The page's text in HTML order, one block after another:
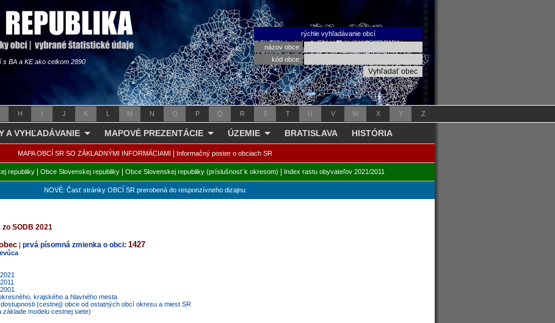
BA a KE ako celkom 2890
rýchle vyhľadávanie obcí
názov obce:
kód obce:
H I J K L M N O P Q R S T U V W X Y Z
A VYHĽADÁVANIE MAPOVÉ PREZENTÁCIE ÚZEMIE BRATISLAVA HISTÓRIA
MAPA OBCÍ SR SO ZÁKLADNÝMI INFORMÁCIAMI Informačný poster o obciach SR
republiky| Obce Slovenskej republiky| Obce Slovenskej republiky (príslušnosť k okresom) Index rastu obyvateľov 2021/2011
NOVÉ: Časť stránky OBCÍ SR prerobená do responzívneho dizajnu
SODB 2021
| prvá písomná zmienka o obci: 1427
krajského a hlavného mesta
(cestnej) obce od ostatných obcí okresu a miest SR
modelu cestnej siete)